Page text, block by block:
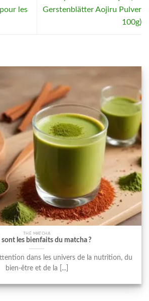
les
Gerstenblätter Aojiru Pulver
100g)
THÉ MATCHA
sont les bienfaits du matcha ?
dans les univers de la nutrition, du
bien-être et de la [...]